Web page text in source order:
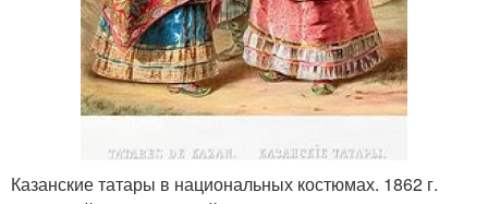
Казанские татары в национальных костюмах. 1862 г.